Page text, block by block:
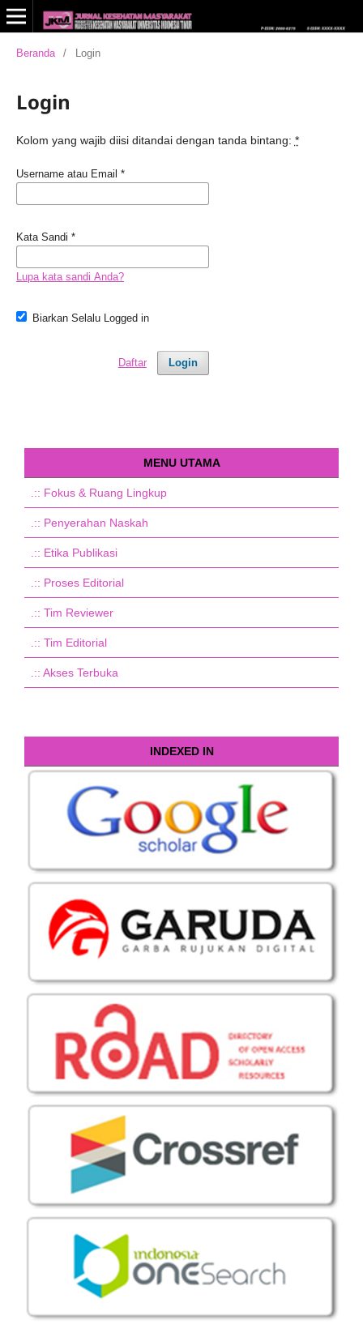
Beranda / Login
Login
Kolom yang wajib diisi ditandai dengan tanda bintang: *
Username atau Email *
Kata Sandi *
Lupa kata sandi Anda?
Biarkan Selalu Logged in
Login
Daftar
MENU UTAMA
.:: Fokus & Ruang Lingkup
.:: Penyerahan Naskah
.:: Etika Publikasi
.:: Proses Editorial
.:: Tim Reviewer
.:: Tim Editorial
.:: Akses Terbuka
INDEXED IN